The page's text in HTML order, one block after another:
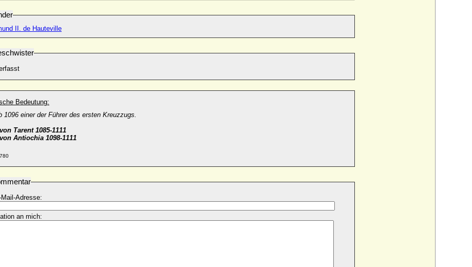
II. de Hauteville
Bedeutung:
1096 einer der Führer des ersten Kreuzzugs.
Tarent 1085-1111
Antiochia 1098-1111
Mail-Adresse:
an mich: